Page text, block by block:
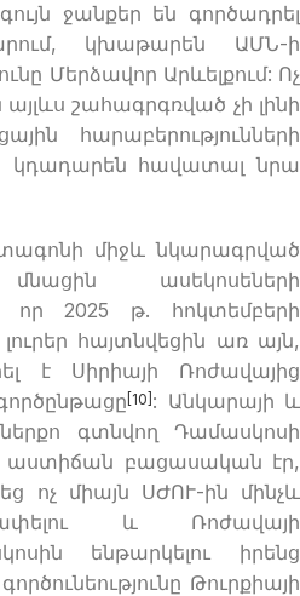
ջանքեր են գործադրել
կխաթարեն ԱՄՆ-ի
Մերձավոր Արևելքում: Ոչ
շահագրգռված չի լինի
հարաբերությունների
հավատալ նրա
միջև նկարագրված
մնացին ասեկոսեների
որ 2025 թ. հոկտեմբերի
հայտնվեցին առ այն,
է Սիրիայի Ռոժավայից
[10] : Անկարայի և
գտնվող Դամասկոսի
աստիճան բացասական էր,
ոչ միայն ՍԺՈՒ-ին մինչև
և Ռոժավայի
ենթարկելու իրենց
Թուրքիայի